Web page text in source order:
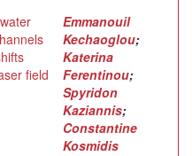
field
Emmanouil
Kechaoglou;
Katerina
Ferentinou;
Spyridon
Kaziannis;
Constantine
Kosmidis